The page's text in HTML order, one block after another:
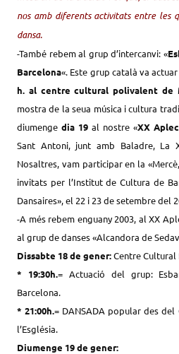
nos amb diferents activitats entre les
dansa.
-També rebem al grup d’intercanvi: «
Barcelona«. Este grup català va
h. al centre cultural polivalent de
mostra de la seua música i cultura
diumenge dia 19 al nostre «XX
Sant Antoni, junt amb Baladre, La
Nosaltres, vam participar en la
invitats per l’Institut de Cultura de
Dansaires», el 22 i 23 de setembre del
-A més rebem enguany 2003, al XX
al grup de danses «Alcandora de
Dissabte 18 de gener:Centre
* 19:30h.= Actuació del grup:
Barcelona.
* 21:00h.= DANSADA popular des
l’Església.
Diumenge 19 de gener: